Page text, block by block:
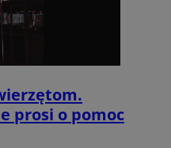
prosi o pomoc